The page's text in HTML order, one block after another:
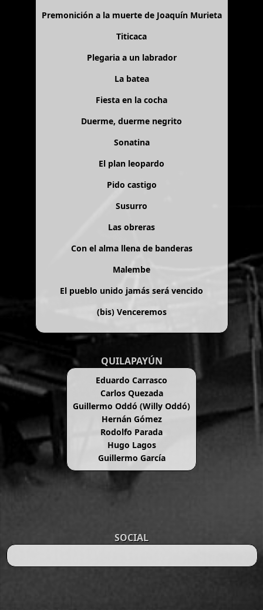
Premonición a la muerte de Joaquín Murieta
Titicaca
Plegaria a un labrador
La batea
Fiesta en la cocha
Duerme, duerme negrito
Sonatina
El plan leopardo
Pido castigo
Susurro
Las obreras
Con el alma llena de banderas
Malembe
El pueblo unido jamás será vencido
(bis) Venceremos
QUILAPAYÚN
Eduardo Carrasco
Carlos Quezada
Guillermo Oddó (Willy Oddó)
Hernán Gómez
Rodolfo Parada
Hugo Lagos
Guillermo García
SOCIAL